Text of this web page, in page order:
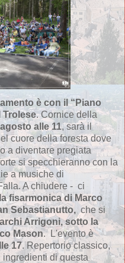
è con il “Piano
Trolese. Cornice della
alle 11, sarà il
cuore della foresta dove
a diventare pregiata
si specchieranno con la
a musiche di
A chiudere - ci
fisarmonica di Marco
Sebastianutto, che si
Arrigoni, sotto la
Mason. L'evento è
17. Repertorio classico,
di questa